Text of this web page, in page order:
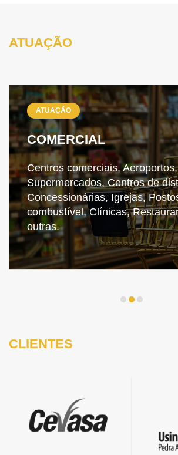
ATUAÇÃO
ATUAÇÃO
COMERCIAL
Centros comerciais, Aeroportos,
Supermercados, Centros de
Concessionárias, Igrejas,
combustível, Clínicas,
outras.
CLIENTES